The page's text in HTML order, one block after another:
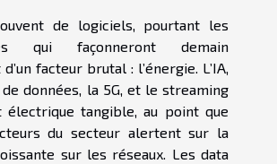
de logiciels, pourtant les
qui façonneront demain
facteur brutal : l’énergie. L’IA,
données, la 5G, et le streaming
électrique tangible, au point que
du secteur alertent sur la
sur les réseaux. Les data